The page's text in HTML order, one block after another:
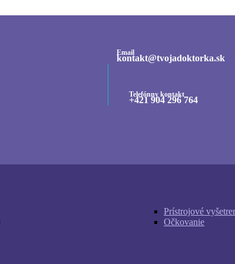
Email
kontakt@tvojadoktorka.sk
Telefónny kontakt
+421 904 296 764
Prístrojové
Očkovanie